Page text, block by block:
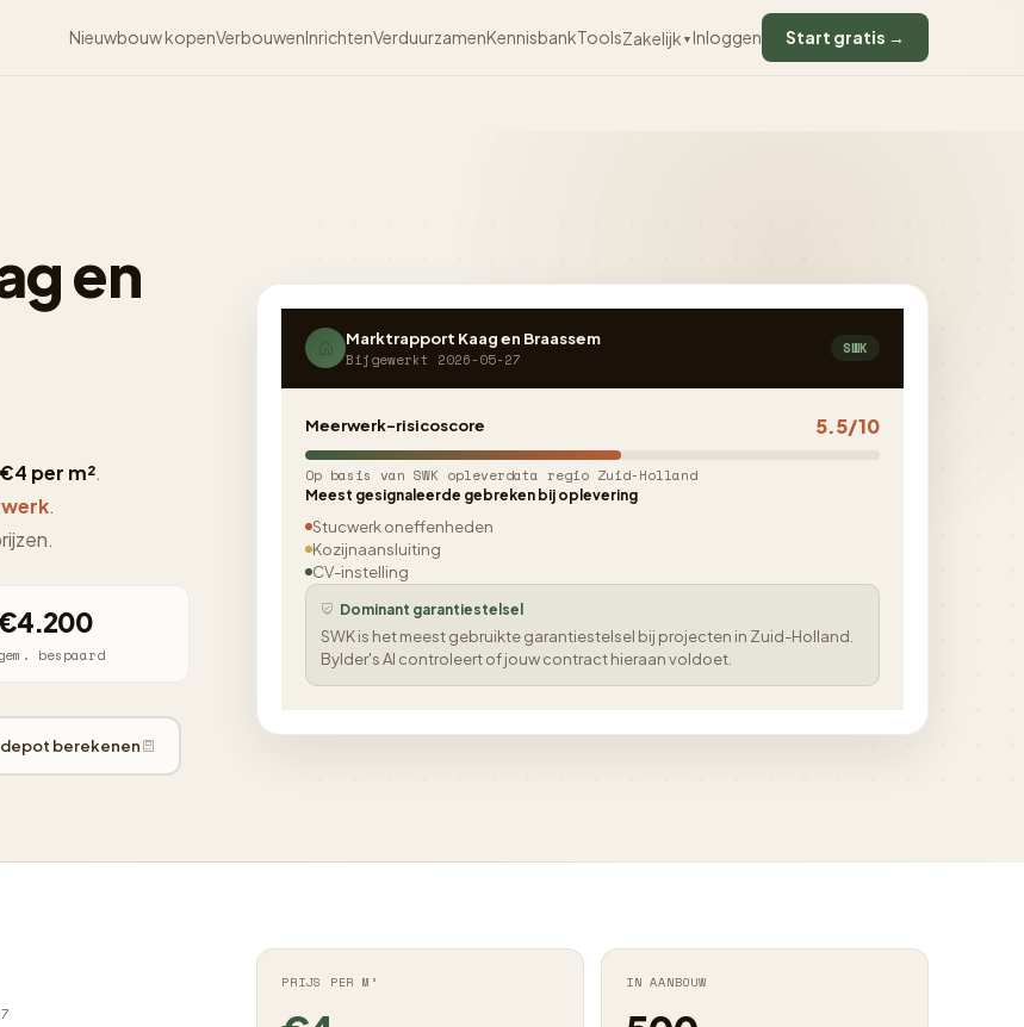
Nieuwbouw kopenVerbouwenInrichtenVerduurzamenKennisbankToolsZakelijk ▼ Inloggen Start gratis →
en
€4 per m².
.
bespaard
depot berekenen
Marktrapport Kaag en Braassem
Bijgewerkt 2026-05-27
SWK
Meerwerk-risicoscore 5.5/10
Op basis van SWK opleverdata regio Zuid-Holland
Meest gesignaleerde gebreken bij oplevering
Stucwerk oneffenheden
Kozijnaansluiting
CV-instelling
Dominant garantiestelsel
SWK is het meest gebruikte garantiestelsel bij projecten in Zuid-Holland.
Bylder's AI controleert of jouw contract hieraan voldoet.
PRIJS PER M² IN AANBOUW